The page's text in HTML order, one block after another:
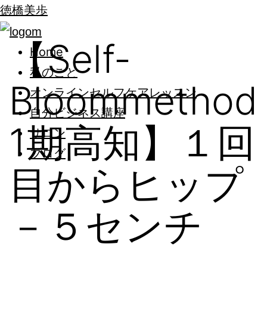
徳橋美歩
Home
私のこと
オンラインセルフケアレッスン
自分ビジネス講座
サロン
ブログ
【Self-
Bloommethod
1期高知】１回
目からヒップ
－５センチ